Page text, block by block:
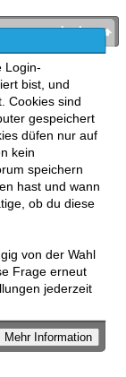
Login-
bist, und
Cookies sind
gespeichert
düfen nur auf
kein
speichern
hast und wann
ob du diese
von der Wahl
Frage erneut
jederzeit
nach oben